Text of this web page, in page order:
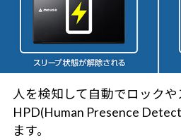
人を検知して自動でロック
HPD(Human Presence
ます。